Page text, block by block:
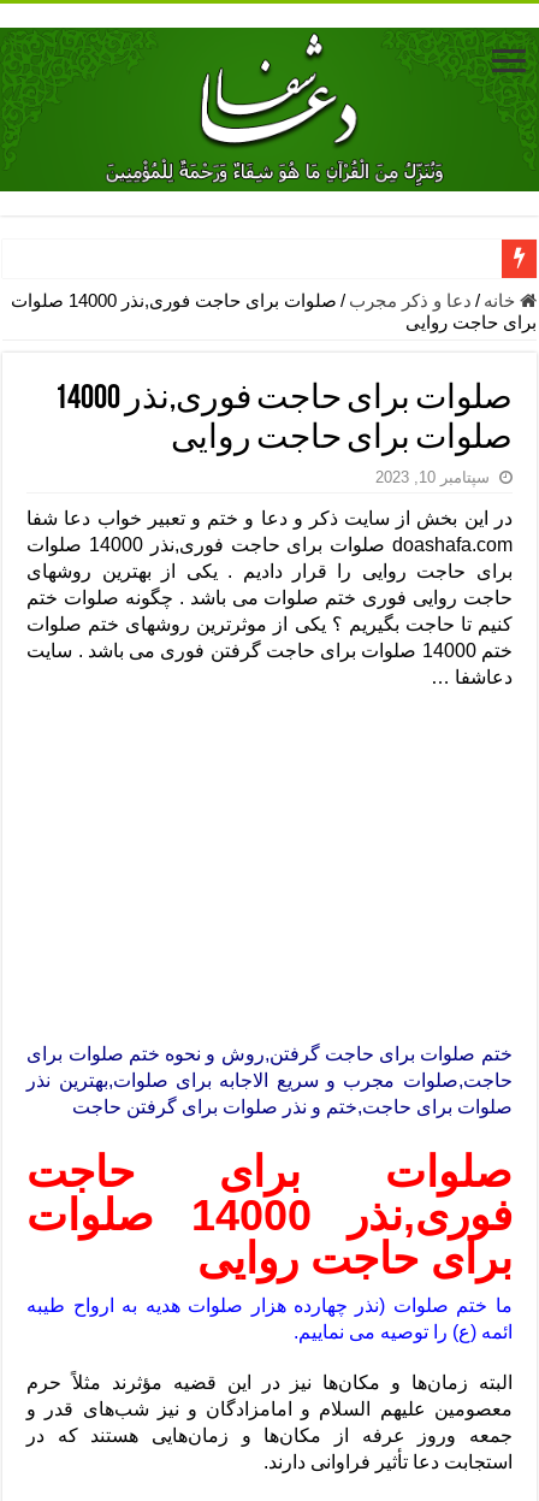
دعای جلب محبت فوری معشوق – دعای جلب محبت شوهر
دعای مشکل گشا برای رفع فقر – ذکرهای روزی‌ بخش
معجزات دعای یا من اظهر الجمیل – دعای یا من اظهر الجمیل برای
مهم ترین اذکار الهی و فضیلت آن ها – ذکر مخصوص مستجاب الدعوه
دعا برای ترس بچه ها در خواب – دعای ترس و بی خوابی کودکان
دعای رفع فقر و طلب رزق و روزی – آیه‌ جلب ثروت و برکت مال
لا حول ولا قوة الا بالله برای چشم زخم – دعای چشم زخم ماشاالله
دعای قوی رفع ترس – دعای مجرب برای آرامش قلب و رفع اضطراب
دعا برای پولدار شدن در یک روز – دعای ثروت حضرت سلیمان
خانه / دعا و ذکر مجرب /
صلوات برای حاجت فوری,نذر 14000 صلوات
برای حاجت روایی
صلوات برای حاجت فوری,نذر 14000
صلوات برای حاجت روایی
سپتامبر 10, 2023
در این بخش از سایت ذکر و دعا و ختم و تعبیر خواب دعا شفا
doashafa.com صلوات برای حاجت فوری,نذر 14000 صلوات
برای حاجت روایی را قرار دادیم . یکی از بهترین روشهای
حاجت روایی فوری ختم صلوات می باشد . چگونه صلوات ختم
کنیم تا حاجت بگیریم ؟ یکی از موثرترین روشهای ختم صلوات
ختم 14000 صلوات برای حاجت گرفتن فوری می باشد . سایت
دعاشفا …
ختم صلوات برای حاجت گرفتن,روش و نحوه ختم صلوات برای
حاجت,صلوات مجرب و سریع الاجابه برای صلوات,بهترین نذر
صلوات برای حاجت,ختم و نذر صلوات برای گرفتن حاجت
صلوات برای حاجت
فوری,نذر 14000 صلوات
برای حاجت روایی
ما ختم صلوات (نذر چهارده هزار صلوات هدیه به ارواح طیبه
ائمه (ع) را توصیه می نماییم.
البته زمان‌ها و مکان‌ها نیز در این قضیه مؤثرند مثلاً حرم
معصومین علیهم السلام و امامزادگان و نیز شب‌های قدر و
جمعه وروز عرفه از مکان‌ها و زمان‌هایی هستند که در
استجابت دعا تأثیر فراوانی دارند.